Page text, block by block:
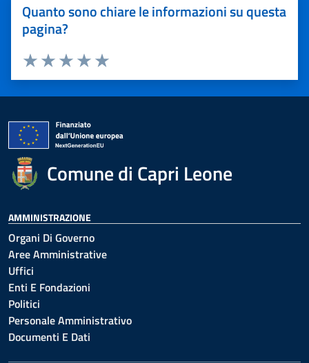
Quanto sono chiare le informazioni su questa
pagina?
Valuta 5 stelle su 5
Valuta 4 stelle su 5
Valuta 3 stelle su 5
Valuta 2 stelle su 5
Valuta 1 stelle su 5
Comune di Capri Leone
AMMINISTRAZIONE
Organi Di Governo
Aree Amministrative
Uffici
Enti E Fondazioni
Politici
Personale Amministrativo
Documenti E Dati